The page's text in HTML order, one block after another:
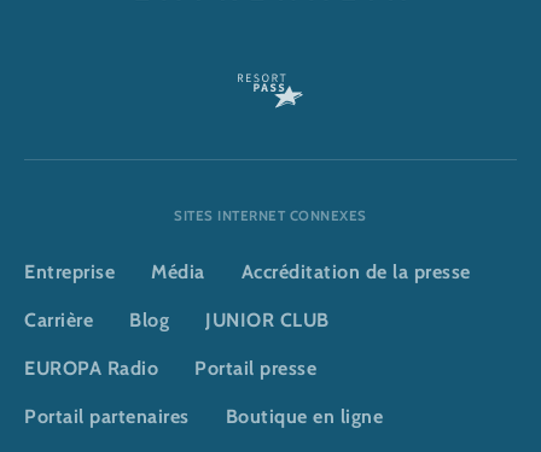
SITES INTERNET CONNEXES
Entreprise Média Accréditation de la presse
Carrière Blog JUNIOR CLUB
EUROPA Radio Portail presse
Portail partenaires Boutique en ligne